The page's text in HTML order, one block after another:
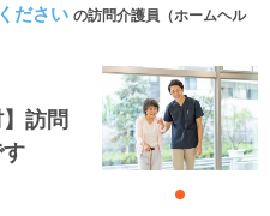
ださい の訪問介護員（ホームヘル
訪問